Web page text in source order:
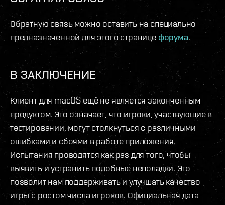
Обратную связь можно оставить на специально
предназначенной для этого странице форума.
В ЗАКЛЮЧЕНИЕ
Клиент для macOS ещё не является законченным
продуктом. Это означает, что игроки, участвующие в
тестировании, могут столкнуться с различными
ошибками и сбоями в работе приложения.
Испытания проводятся как раз для того, чтобы
выявить и устранить подобные неполадки. Это
позволит нам поддерживать и улучшать качество
игры с ростом числа игроков. Официальная дата